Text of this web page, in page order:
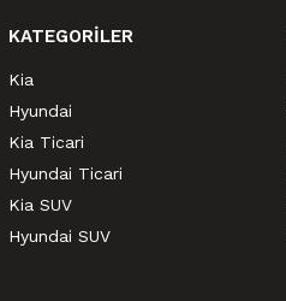
KATEGORİLER
Kia
Hyundai
Kia Ticari
Hyundai Ticari
Kia SUV
Hyundai SUV